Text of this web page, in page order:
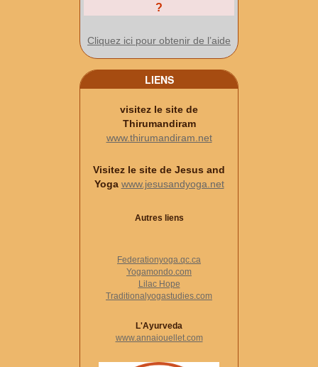
?
Cliquez ici pour obtenir de l’aide
LIENS
visitez le site de
Thirumandiram
www.thirumandiram.net
Visitez le site de Jesus and
Yoga www.jesusandyoga.net
Autres liens
Federationyoga.qc.ca
Yogamondo.com
Lilac Hope
Traditionalyogastudies.com
L'Ayurveda
www.annaiouellet.com